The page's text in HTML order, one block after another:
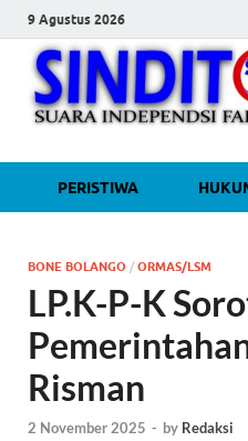
9 Agustus 2026
PERISTIWA
BONE BOLANGO / ORMAS/LSM
LP.K-P-K
Risman
2 November 2025 - by Redaksi